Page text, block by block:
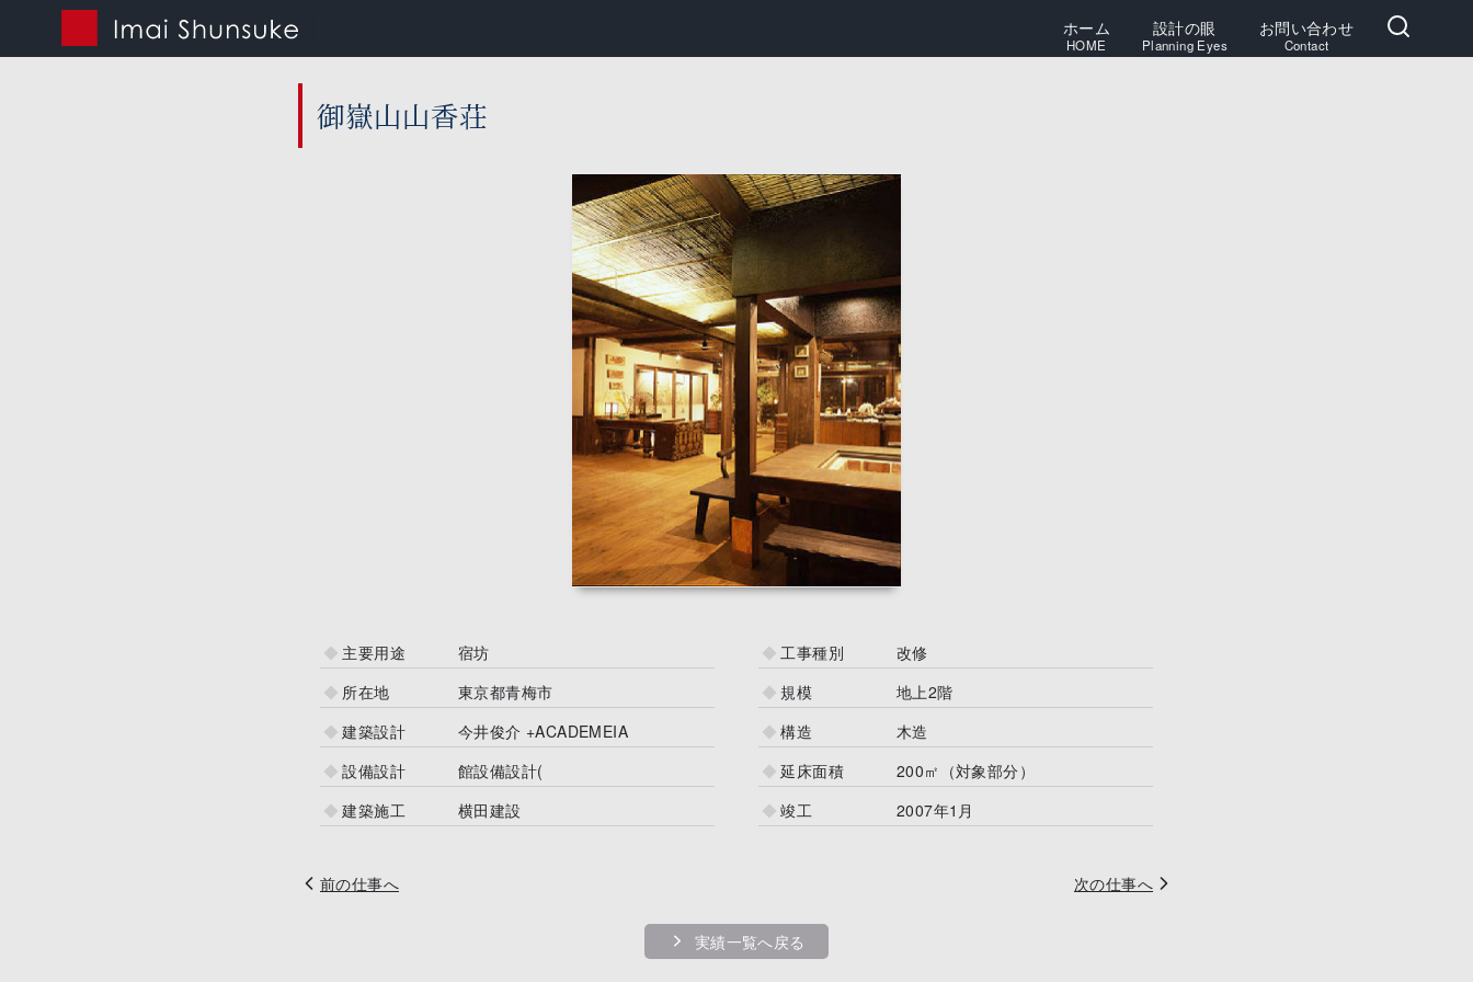
ホーム
HOME
設計の眼
Planning Eyes
お問い合わせ
Contact
御嶽山山香荘
主要用途
宿坊
所在地
東京都青梅市
建築設計
今井俊介 +ACADEMEIA
設備設計
館設備設計(
建築施工
横田建設
工事種別
改修
規模
地上2階
構造
木造
延床面積
200㎡（対象部分）
竣工
2007年1月
前の仕事へ 次の仕事へ
実績一覧へ戻る